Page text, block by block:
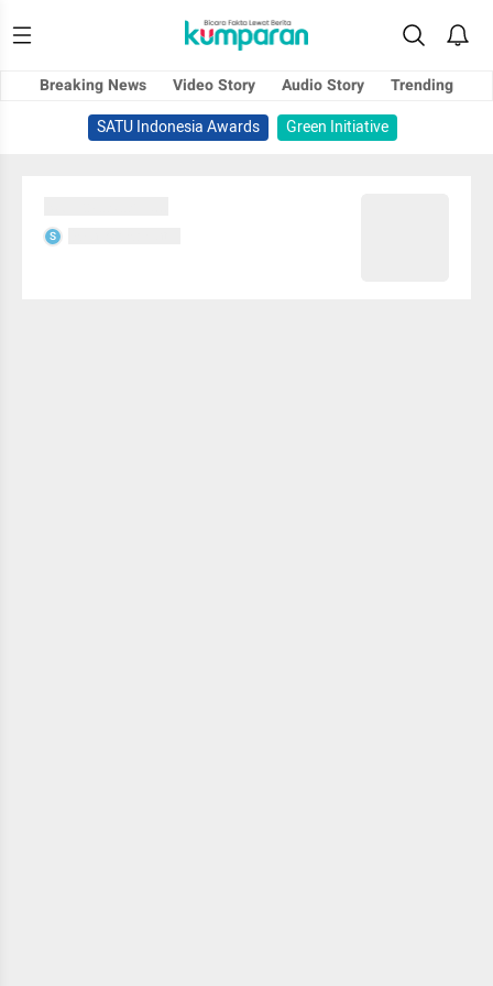
Breaking News Video Story Audio Story
Trending
SATU Indonesia Awards
Green Initiative
S